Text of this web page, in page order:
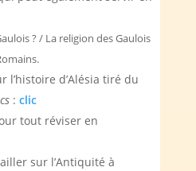
? / La religion des Gaulois
l’histoire d’Alésia tiré du
: clic
tout réviser en
sur l’Antiquité à